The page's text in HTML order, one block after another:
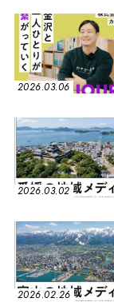
2026.03.06
2026.03.02
2026.02.26